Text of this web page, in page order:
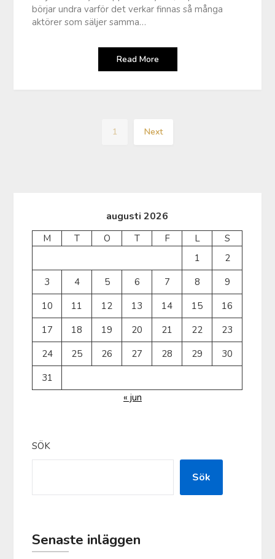
börjar undra varför det verkar finnas så många
aktörer som säljer samma…
Read More
1 Next
augusti 2026
M T O T F L
S
1
2
3
4 5 6 7 8
9
10
11 12 13 14 15
16
17
18 19 20 21 22
23
24
25 26 27 28 29
30
31
« jun
SÖK
Sök
Senaste inläggen